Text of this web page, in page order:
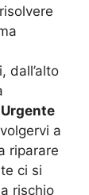
dall’alto
a
riparare
ci si
rischio